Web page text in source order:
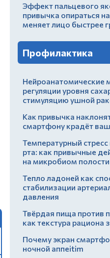
Эффект пальцевого
привычка опираться
меняет лицо быстрее
Профилактика
Нейроанатомические
регуляции уровня
стимуляцию ушной
Как привычка
смартфону крадёт
Температурный
рта: как привычные
на микробиом полости
Тепло ладоней как
стабилизации
давления
Твёрдая пища против
как текстура
Почему экран
ночной аппеitim